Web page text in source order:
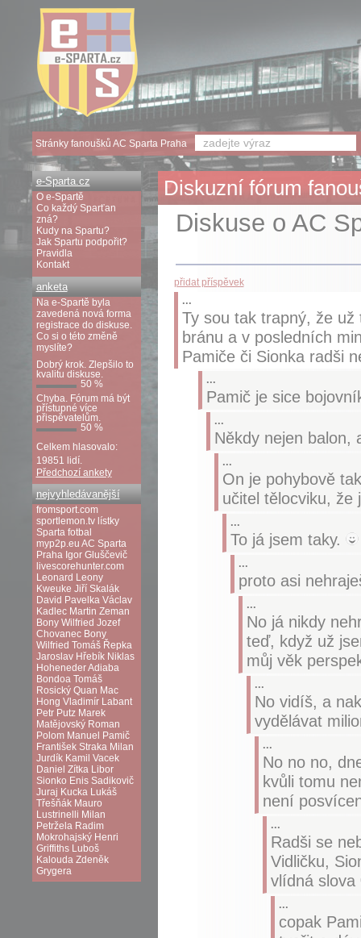
Diskuzní fórum
Diskuse o AC
přidat příspěvek
...
Ty sou tak trapný, že
bránu a v posledních
Pamiče či Sionka radši
...
Pamič je sice
...
Někdy nejen balon,
...
On je pohybově
učitel tělocviku,
...
To já jsem taky.
...
proto asi
...
No já nikdy
teď, když už
můj věk
...
No vidíš, a
vydělávat
...
No no no,
kvůli tomu
není
...
Radši se
Vidličku,
vlídná slova
...
copak
e-Sparta.cz
O e-Spartě
Co každý Sparťan
zná?
Kudy na Spartu?
Jak Spartu podpořit?
Pravidla
Kontakt
anketa
Na e-Spartě byla
zavedená nová forma
registrace do diskuse.
Co si o této změně
myslíte?
Dobrý krok. Zlepšilo to
kvalitu diskuse.
50 %
Chyba. Fórum má být
přístupné více
přispěvatelům.
50 %
Celkem hlasovalo:
19851 lidí.
Předchozí ankety
nejvyhledávanější
fromsport.com
sportlemon.tv lístky
Sparta fotbal
myp2p.eu AC Sparta
Praha Igor Gluščevič
livescorehunter.com
Leonard Leony
Kweuke Jiří Skalák
David Pavelka Václav
Kadlec Martin Zeman
Bony Wilfried Jozef
Chovanec Bony
Wilfried Tomáš Řepka
Jaroslav Hřebík Niklas
HohenederAdiaba
Bondoa Tomáš
Rosický Quan Mac
Hong Vladimír Labant
Petr Putz Marek
Matějovský Roman
Polom Manuel Pamič
František Straka Milan
Jurdík Kamil Vacek
Daniel Zítka Libor
Sionko Enis Sadikovič
Juraj Kucka Lukáš
Třešňák Mauro
Lustrinelli Milan
Petržela Radim
Mokrohajský Henri
Griffiths Luboš
Kalouda Zdeněk
Grygera
Stránky fanoušků AC Sparta Praha